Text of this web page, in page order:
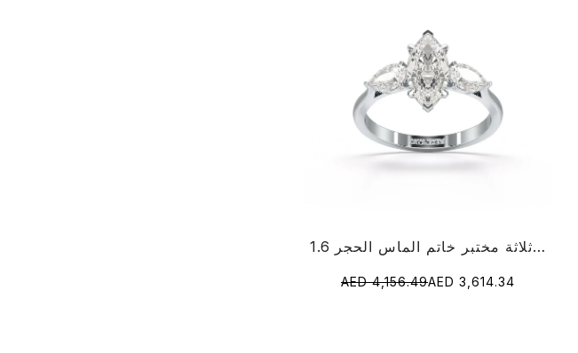
1.6 قيراط قطع ماركيز ثلاثة مختبر خاتم الماس الحجر
AED 4,156.49AED 3,614.34